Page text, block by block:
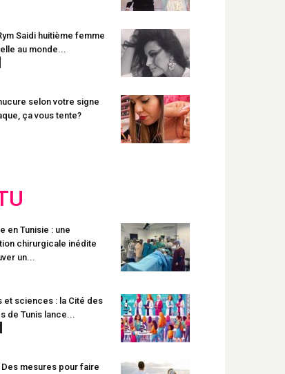
Saidi huitième femme
au monde...
selon votre signe
ça vous tente?
en Tunisie : une
chirurgicale inédite
un...
et sciences : la Cité des
de Tunis lance...
Des mesures pour faire